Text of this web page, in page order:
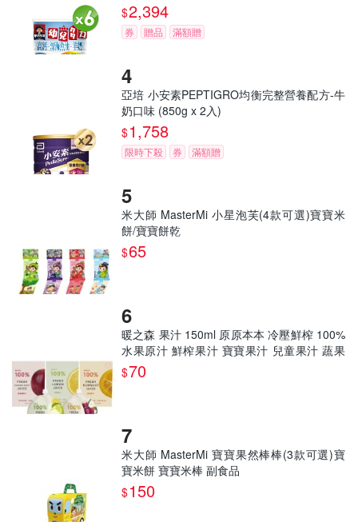
$2,394
券 贈品 滿額贈
亞培 小安素PEPTIGRO均衡完整營養配方-牛
奶口味 (850g x 2入)
$1,758
限時下殺 券 滿額贈
米大師 MasterMi 小星泡芙(4款可選)寶寶米
餅/寶寶餅乾
$65
暖之森 果汁 150ml 原原本本 冷壓鮮榨 100%
水果原汁 鮮榨果汁 寶寶果汁 兒童果汁 蔬果
汁 水果汁
$70
米大師 MasterMi 寶寶果然棒棒(3款可選)寶
寶米餅 寶寶米棒 副食品
$150